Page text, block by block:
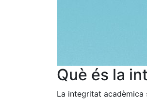
Què és la
La integritat acadèmica